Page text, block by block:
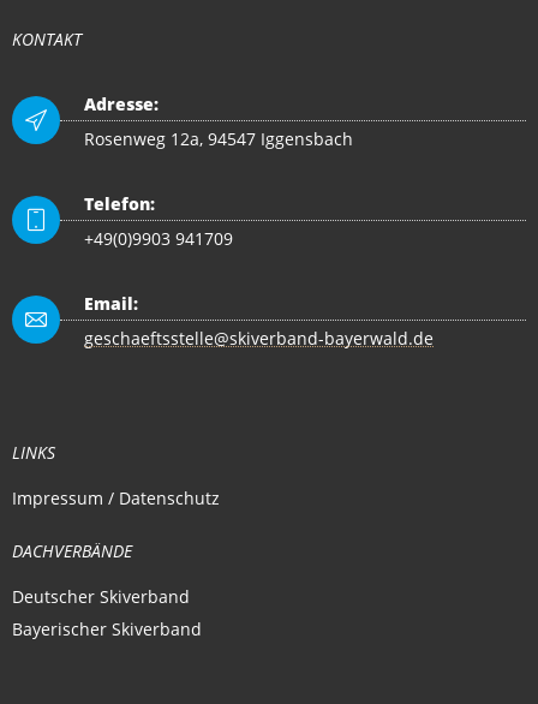
KONTAKT
Adresse:
Rosenweg 12a, 94547 Iggensbach
Telefon:
+49(0)9903 941709
Email:
geschaeftsstelle@skiverband-bayerwald.de
LINKS
Impressum / Datenschutz
DACHVERBÄNDE
Deutscher Skiverband
Bayerischer Skiverband